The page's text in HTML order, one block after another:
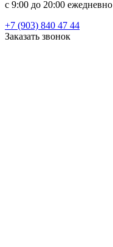
c 9:00 до 20:00 ежедневно
+7 (903) 840 47 44
Заказать звонок